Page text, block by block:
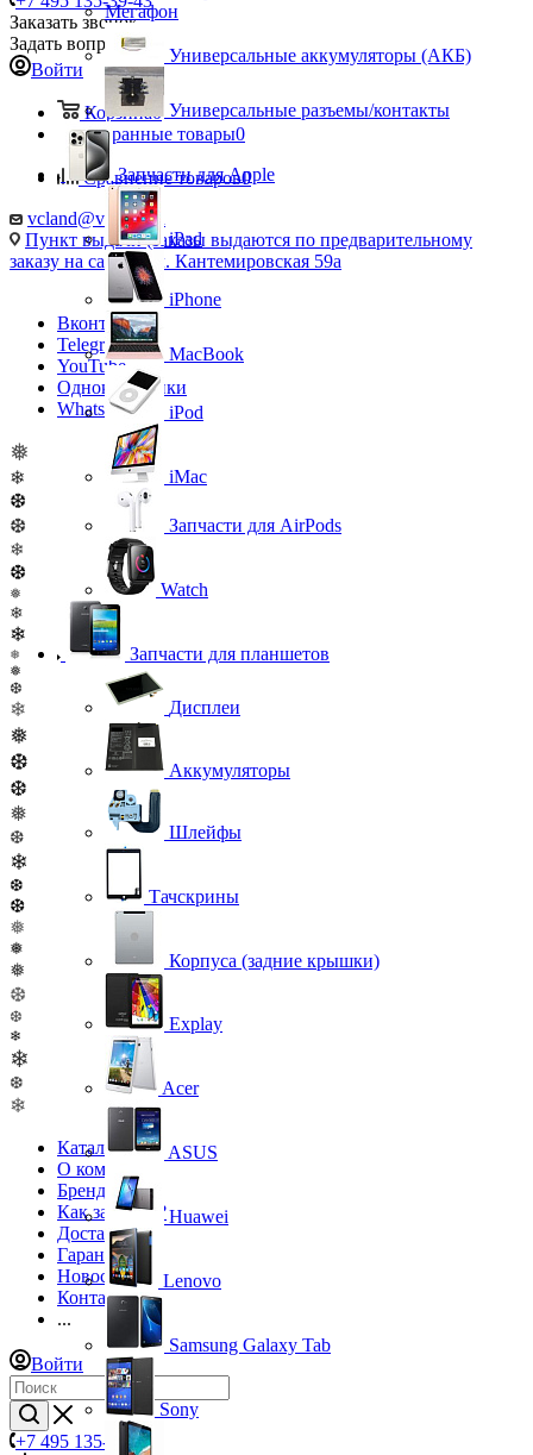
Заказать звонок
Задать вопрос
Войти
Корзина0
Избранные товары0
Сравнение товаров0
vcland@vcland.ru
Пункт выдачи (заказы выдаются по предварительному
заказу на сайте), ул. Кантемировская 59а
Вконтакте
Telegram
YouTube
Одноклассники
WhatsApp
❅
❄
❆
❆
❄
❆
❅
❄
❄
❅
❅
❆
❄
❅
❆
❆
❅
❆
❄
❆
❆
❅
❅
❅
❆
❆
❄
❄
❆
❄
Каталог
О компании
Бренды
Как заказать?
Доставка
Гарантия
Новости
Контакты
...
Войти
+7 495 135-39-43
Мегафон
Универсальные аккумуляторы (АКБ)
Универсальные разъемы/контакты
Запчасти для Apple
iPad
iPhone
MacBook
iPod
iMac
Запчасти для AirPods
Watch
Запчасти для планшетов
Дисплеи
Аккумуляторы
Шлейфы
Тачскрины
Корпуса (задние крышки)
Explay
Acer
ASUS
Huawei
Lenovo
Samsung Galaxy Tab
Sony